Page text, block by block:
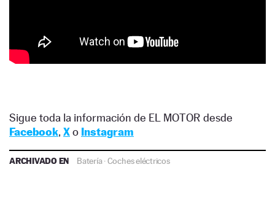
Sigue toda la información de EL MOTOR desde
Facebook, Xo Instagram
ARCHIVADO EN Batería·Coches eléctricos